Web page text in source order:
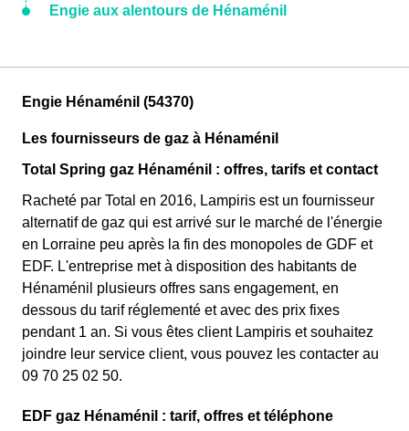
Engie aux alentours de Hénaménil
Engie Hénaménil (54370)
Les fournisseurs de gaz à Hénaménil
Total Spring gaz Hénaménil : offres, tarifs et contact
Racheté par Total en 2016, Lampiris est un fournisseur
alternatif de gaz qui est arrivé sur le marché de l'énergie
en Lorraine peu après la fin des monopoles de GDF et
EDF. L'entreprise met à disposition des habitants de
Hénaménil plusieurs offres sans engagement, en
dessous du tarif réglementé et avec des prix fixes
pendant 1 an. Si vous êtes client Lampiris et souhaitez
joindre leur service client, vous pouvez les contacter au
09 70 25 02 50.
EDF gaz Hénaménil : tarif, offres et téléphone